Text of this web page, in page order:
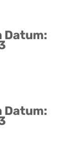
Datum:
Datum: